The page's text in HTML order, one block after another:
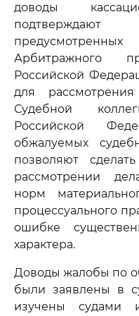
доводы
подтверждают
предусмотренных
Арбитражного
Российской
для
Судебной
Российской
обжалуемых
позволяют
рассмотрении
норм
процессуального
ошибке
характера.
Доводы жалобы по
были заявлены в
изучены судами